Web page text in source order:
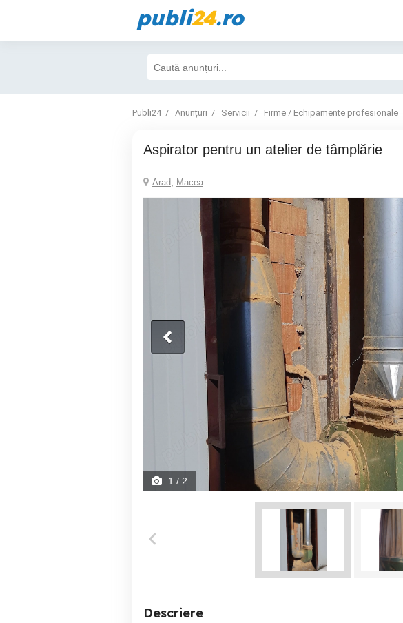
publi24.ro
Publi24 Anunțuri Servicii Firme / Echipamente profesionale
Aspirator pentru un atelier de tâmplărie
Arad, Macea
1 / 2
Descriere